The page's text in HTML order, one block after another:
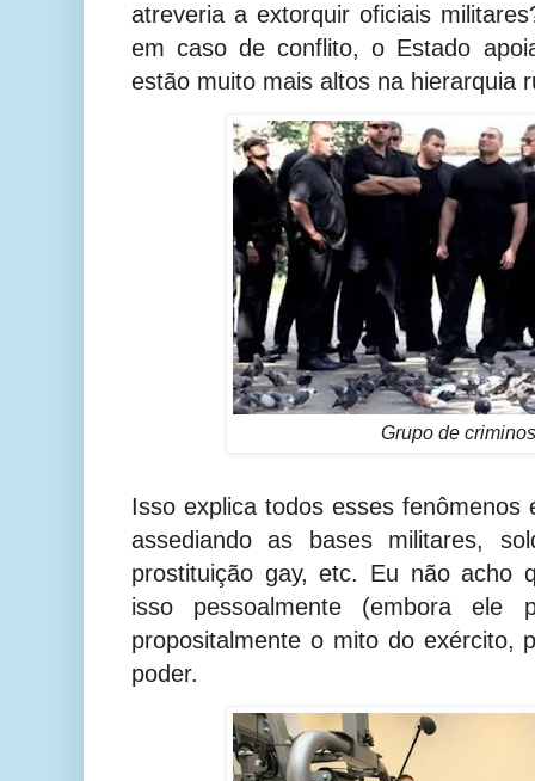
atreveria a extorquir oficiais
em caso de conflito, o Estado
estão muito mais altos na hierarquia
Grupo de
Isso explica todos esses fenômenos
assediando as bases militares,
prostituição gay, etc. Eu não acho
isso pessoalmente (embora ele
propositalmente o mito do exército,
poder.